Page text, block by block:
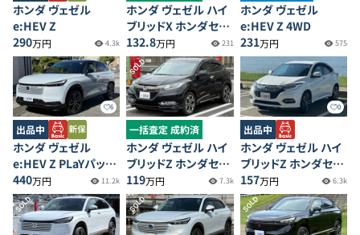
ホンダ ヴェゼル
e:HEV Z
290万円 4.3k
ホンダ ヴェゼル ハイ
ブリッドX ホンダセン
シング
132.8万円 231
ホンダ ヴェゼル
e:HEV Z 4WD
231万円 575
6
出品中
ホンダ ヴェゼル
e:HEV Z PLaYパッケ
ージ
440万円 11.2k
SOLD
一括査定 成約済
ホンダ ヴェゼル ハイ
ブリッドZ ホンダセン
シング
119万円 7.3k
0
出品中
ホンダ ヴェゼル ハイ
ブリッドZ ホンダセン
シング 4WD
157万円 6.3k
SOLD SOLD SOLD